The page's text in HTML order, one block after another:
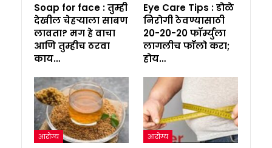
Soap for face : तुम्ही
देखील चेहऱ्याला साबण
लावता? मग हे वाचा
आणि तुम्हीच ठरवा
काय…
Eye Care Tips : डोळे
निरोगी ठेवण्यासाठी
20-20-20 फॉर्म्युला
लागलीच फॉलो करा;
होय…
आरोग्य आरोग्य